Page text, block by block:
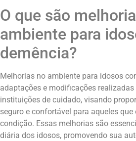
O que são
ambiente para
demência?
Melhorias no ambiente para idosos
adaptações e modificações
instituições de cuidado, visando
seguro e confortável para aqueles que
condição. Essas melhorias são
diária dos idosos, promovendo sua